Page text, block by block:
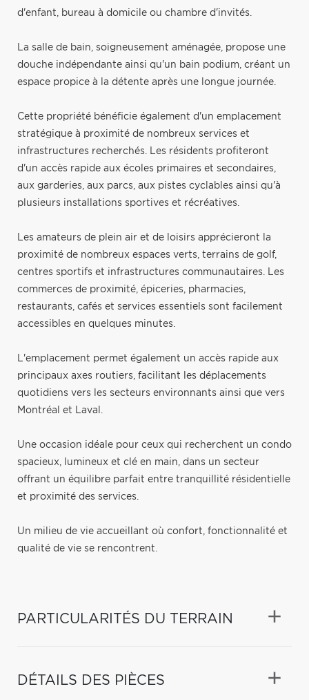
d'enfant, bureau à domicile ou chambre d'invités.
La salle de bain, soigneusement aménagée, propose une
douche indépendante ainsi qu'un bain podium, créant un
espace propice à la détente après une longue journée.
Cette propriété bénéficie également d'un emplacement
stratégique à proximité de nombreux services et
infrastructures recherchés. Les résidents profiteront
d'un accès rapide aux écoles primaires et secondaires,
aux garderies, aux parcs, aux pistes cyclables ainsi qu'à
plusieurs installations sportives et récréatives.
Les amateurs de plein air et de loisirs apprécieront la
proximité de nombreux espaces verts, terrains de golf,
centres sportifs et infrastructures communautaires. Les
commerces de proximité, épiceries, pharmacies,
restaurants, cafés et services essentiels sont facilement
accessibles en quelques minutes.
L'emplacement permet également un accès rapide aux
principaux axes routiers, facilitant les déplacements
quotidiens vers les secteurs environnants ainsi que vers
Montréal et Laval.
Une occasion idéale pour ceux qui recherchent un condo
spacieux, lumineux et clé en main, dans un secteur
offrant un équilibre parfait entre tranquillité résidentielle
et proximité des services.
Un milieu de vie accueillant où confort, fonctionnalité et
qualité de vie se rencontrent.
PARTICULARITÉS DU TERRAIN
DÉTAILS DES PIÈCES